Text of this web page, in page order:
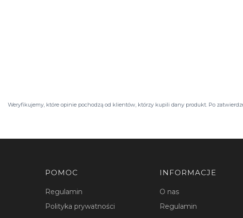
Weryfikujemy, które opinie pochodzą od klientów, którzy kupili dany produkt. Po
Linki w stopce
POMOC
Regulamin
Polityka prywatności
INFORMACJE
O nas
Regulamin